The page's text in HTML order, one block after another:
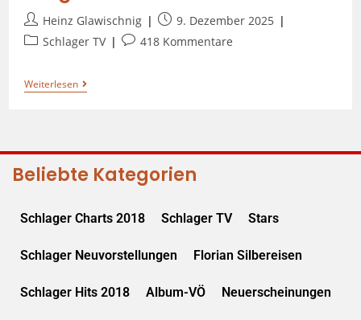
Heinz Glawischnig
9. Dezember 2025
Schlager TV
418 Kommentare
Weiterlesen
Beliebte Kategorien
Schlager Charts 2018 Schlager TV Stars
Schlager Neuvorstellungen Florian Silbereisen
Schlager Hits 2018 Album-VÖ Neuerscheinungen